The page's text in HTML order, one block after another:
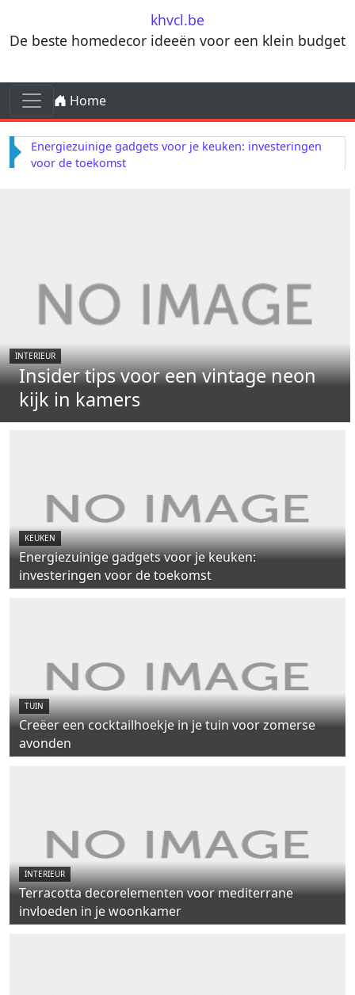
khvcl.be
De beste homedecor ideeën voor een klein budget
Skip to content
Main Navigation
Home
Energiezuinige gadgets voor je keuken: investeringen
voor de toekomst
INTERIEUR
Insider tips voor een vintage neon
kijk in kamers
KEUKEN
Energiezuinige gadgets voor je keuken:
investeringen voor de toekomst
TUIN
Creëer een cocktailhoekje in je tuin voor zomerse
avonden
INTERIEUR
Terracotta decorelementen voor mediterrane
invloeden in je woonkamer